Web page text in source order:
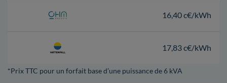
16,40 c€/kWh
17,83 c€/kWh
*Prix TTC pour un forfait base d’une puissance de 6 kVA